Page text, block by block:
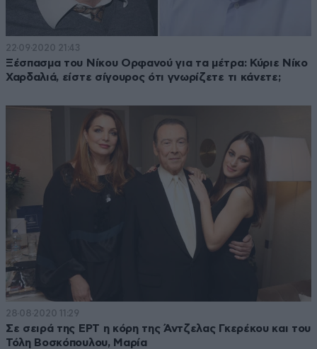
22·09·2020 21:43
Ξέσπασμα του Νίκου Ορφανού για τα μέτρα: Κύριε Νίκο
Χαρδαλιά, είστε σίγουρος ότι γνωρίζετε τι κάνετε;
28·08·2020 11:29
Σε σειρά της ΕΡΤ η κόρη της Άντζελας Γκερέκου και του
Τόλη Βοσκόπουλου, Μαρία